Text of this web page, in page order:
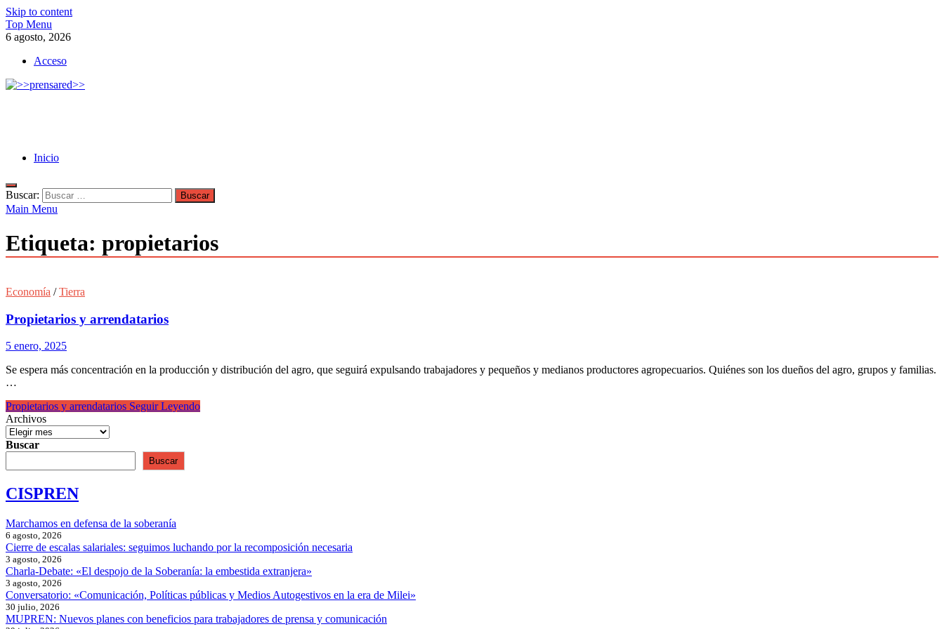
Skip to content
Top Menu
6 agosto, 2026
Acceso
Inicio
Buscar:
Main Menu
Etiqueta: propietarios
Economía /Tierra
Propietarios y arrendatarios
5 enero, 2025
Se espera más concentración en la producción y distribución del agro, que seguirá expulsando trabajadores y pequeños y medianos productores agropecuarios. Quiénes son los dueños del agro, grupos y familias.
…
Propietarios y arrendatarios Seguir Leyendo
Archivos
Buscar
Buscar
CISPREN
Marchamos en defensa de la soberanía
6 agosto, 2026
Cierre de escalas salariales: seguimos luchando por la recomposición necesaria
3 agosto, 2026
Charla-Debate: «El despojo de la Soberanía: la embestida extranjera»
3 agosto, 2026
Conversatorio: «Comunicación, Políticas públicas y Medios Autogestivos en la era de Milei»
30 julio, 2026
MUPREN: Nuevos planes con beneficios para trabajadores de prensa y comunicación